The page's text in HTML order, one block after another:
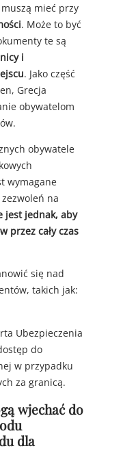
mieć przy
. Może to być
te są
i
. Jako część
Grecja
obywatelom
obywatele
wymagane
na
jest jednak, aby
przez cały czas
się nad
takich jak:
Ubezpieczenia
do
w przypadku
za granicą.
wjechać do
dla